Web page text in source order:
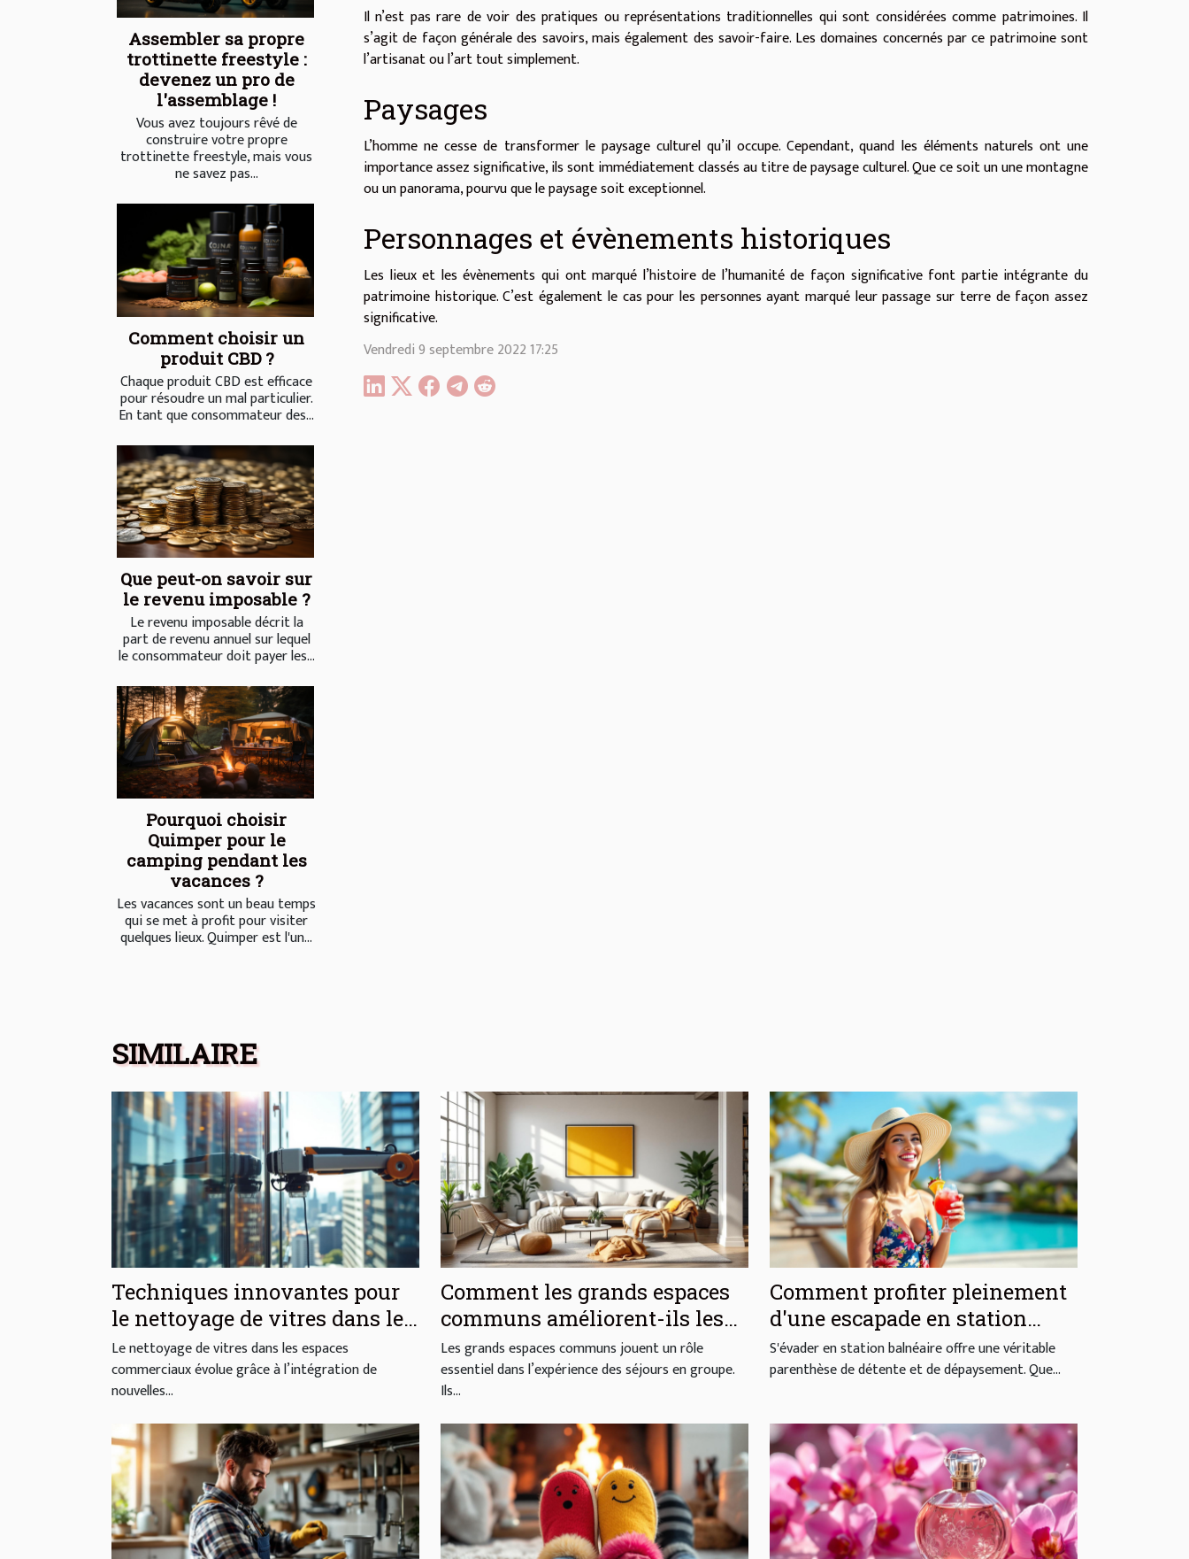
Assembler sa propre
trottinette freestyle :
devenez un pro de
l'assemblage !
Vous avez toujours rêvé de
construire votre propre
trottinette freestyle, mais vous
ne savez pas...
Comment choisir un
produit CBD ?
Chaque produit CBD est efficace
pour résoudre un mal particulier.
En tant que consommateur des...
Que peut-on savoir sur
le revenu imposable ?
Le revenu imposable décrit la
part de revenu annuel sur lequel
le consommateur doit payer les...
Pourquoi choisir
Quimper pour le
camping pendant les
vacances ?
Les vacances sont un beau temps
qui se met à profit pour visiter
quelques lieux. Quimper est l'un...
Il n’est pas rare de voir des pratiques ou représentations traditionnelles qui sont considérées comme patrimoines. Il
s’agit de façon générale des savoirs, mais également des savoir-faire. Les domaines concernés par ce patrimoine sont
l’artisanat ou l’art tout simplement.
Paysages
L’homme ne cesse de transformer le paysage culturel qu’il occupe. Cependant, quand les éléments naturels ont une
importance assez significative, ils sont immédiatement classés au titre de paysage culturel. Que ce soit un une montagne
ou un panorama, pourvu que le paysage soit exceptionnel.
Personnages et évènements historiques
Les lieux et les évènements qui ont marqué l’histoire de l’humanité de façon significative font partie intégrante du
patrimoine historique. C’est également le cas pour les personnes ayant marqué leur passage sur terre de façon assez
significative.
Vendredi 9 septembre 2022 17:25
SIMILAIRE
Techniques innovantes pour
le nettoyage de vitres dans les
espaces commerciaux
Le nettoyage de vitres dans les espaces
commerciaux évolue grâce à l’intégration de
nouvelles...
Comment les grands espaces
communs améliorent-ils les
séjours en groupe ?
Les grands espaces communs jouent un rôle
essentiel dans l’expérience des séjours en groupe.
Ils...
Comment profiter pleinement
d'une escapade en station
balnéaire ?
S'évader en station balnéaire offre une véritable
parenthèse de détente et de dépaysement. Que...